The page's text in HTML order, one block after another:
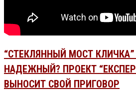
“СТЕКЛЯННЫЙ МОСТ
НАДЕЖНЫЙ? ПРОЕКТ
ВЫНОСИТ СВОЙ ПРИГОВОР